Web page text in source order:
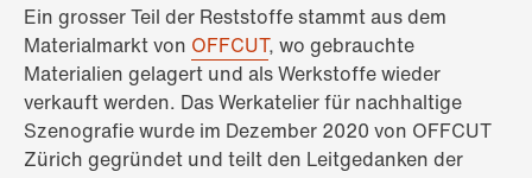
Ein grosser Teil der Reststoffe stammt aus dem
Materialmarkt von OFFCUT, wo gebrauchte
Materialien gelagert und als Werkstoffe wieder
verkauft werden. Das Werkatelier für nachhaltige
Szenografie wurde im Dezember 2020 von OFFCUT
Zürich gegründet und teilt den Leitgedanken der